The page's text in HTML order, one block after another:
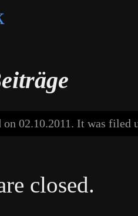
on 02.10.2011. It was filed
closed.